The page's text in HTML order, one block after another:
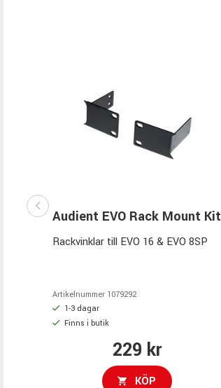
Audient EVO Rack Mount Kit
Rackvinklar till EVO 16 & EVO 8SP
Artikelnummer 1079292
1-3 dagar
Finns i butik
229 kr
KÖP